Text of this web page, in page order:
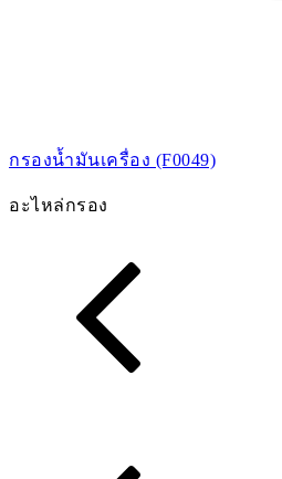
กรองน้ำมันเครื่อง (F0049)
อะไหล่กรอง